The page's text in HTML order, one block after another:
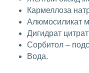
Кармеллоза
Алюмосиликат
Дигидрат
Сорбитол –
Вода.